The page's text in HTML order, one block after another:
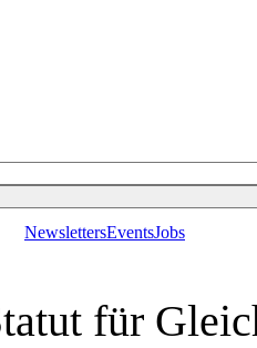
NewslettersEventsJobs
für